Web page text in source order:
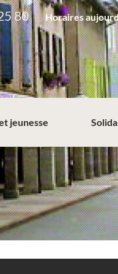
80 Horaires
jeunesse